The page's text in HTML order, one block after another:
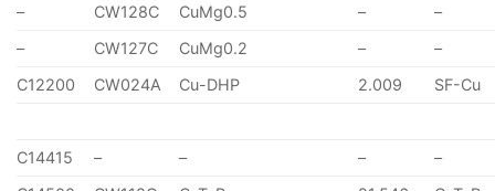
–
CW128C CuMg0.5 –
–
–
CW127C CuMg0.2 –
–
C12200
CW024A Cu-DHP 2.009 SF-Cu
C14415 – – –
–